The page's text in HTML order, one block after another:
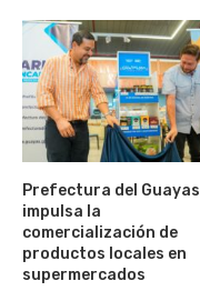
Prefectura del Guayas
impulsa la
comercialización de
productos locales en
supermercados